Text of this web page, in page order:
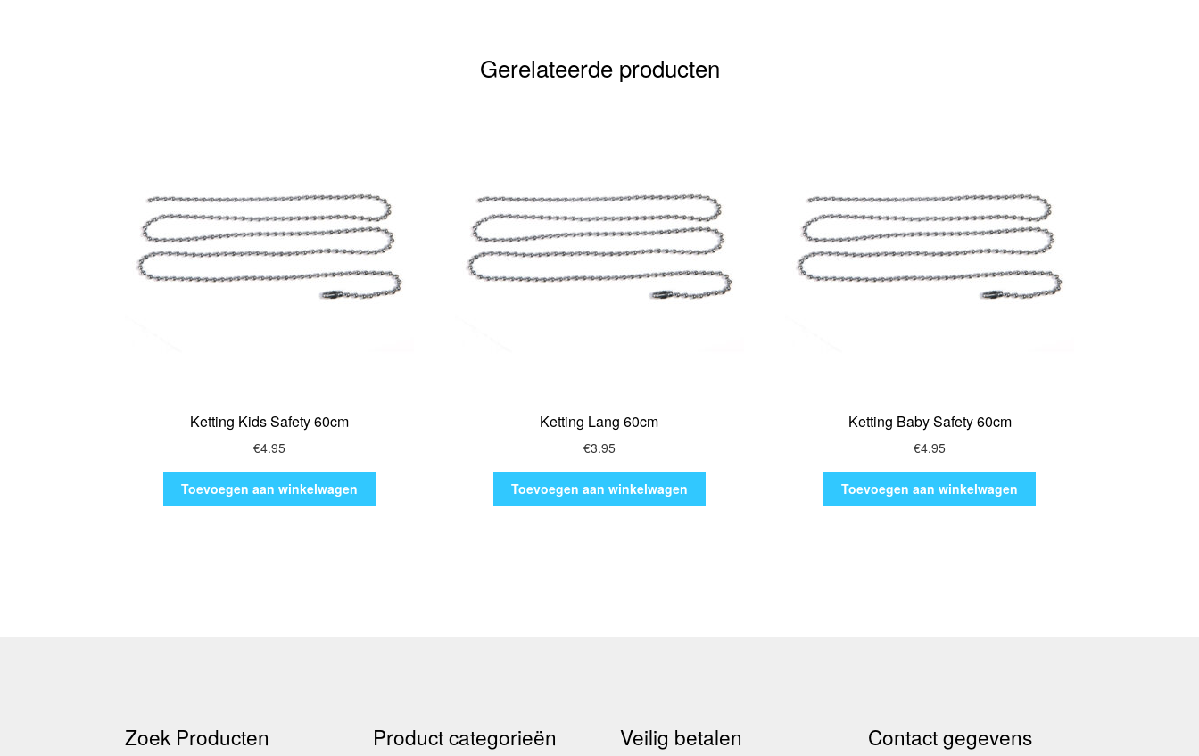
Gerelateerde producten
Ketting Kids Safety 60cm
€4.95
Toevoegen aan winkelwagen
Ketting Lang 60cm
€3.95
Toevoegen aan winkelwagen
Ketting Baby Safety 60cm
€4.95
Toevoegen aan winkelwagen
Zoek Producten Product categorieën Veilig betalen Contact gegevens